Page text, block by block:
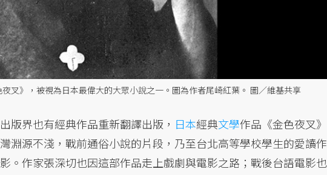
叉》，被視為日本最偉大的大眾小說之一。圖為作者尾崎紅葉。 圖／維基共享
版界也有經典作品重新翻譯出版， 日本經典文學作品《金色夜叉》
淵源不淺，戰前通俗小說的片段，乃至台北高等學校學生的愛讀作
。作家張深切也因這部作品走上戲劇與電影之路；戰後台語電影也